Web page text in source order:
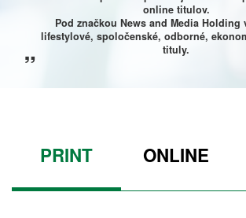
online titulov.
Pod značkou News and Media Holding
lifestylové, spoločenské, odborné,
tituly.
PRINT ONLINE